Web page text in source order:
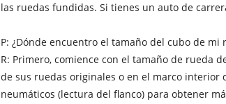
las ruedas fundidas. Si tienes un auto de
P: ¿Dónde encuentro el tamaño del cubo de mi
R: Primero, comience con el tamaño de rueda
de sus ruedas originales o en el marco interior
neumáticos (lectura del flanco) para obtener